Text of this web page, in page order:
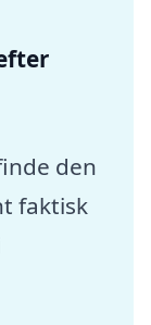
den
faktisk